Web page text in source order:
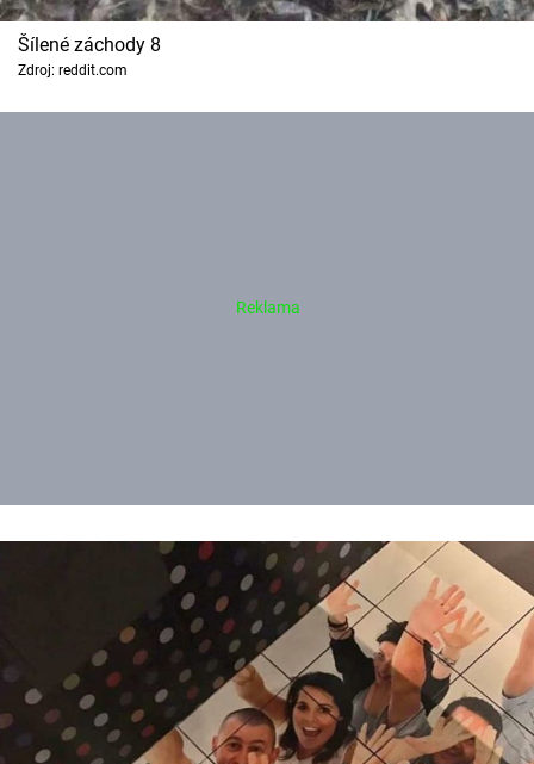
Šílené záchody 8
Zdroj: reddit.com